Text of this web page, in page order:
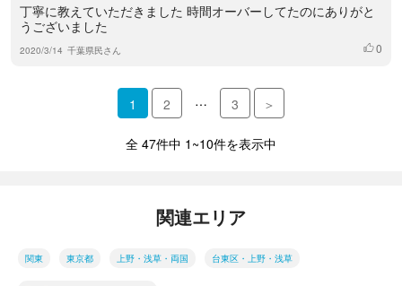
丁寧に教えていただきました 時間オーバーしてたのにありがと
うございました
2020/3/14 千葉県民さん いいね
0
1 2 … 3 ＞
全 47件中 1~10件を表示中
関連エリア
関東 東京都 上野・浅草・両国 台東区・上野・浅草